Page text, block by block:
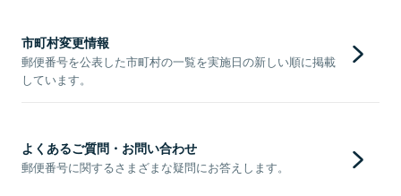
市町村変更情報
郵便番号を公表した市町村の一覧を実施日の新しい順に掲載
しています。
よくあるご質問・お問い合わせ
郵便番号に関するさまざまな疑問にお答えします。